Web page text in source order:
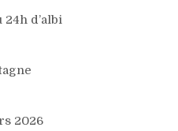
d’albi
2026